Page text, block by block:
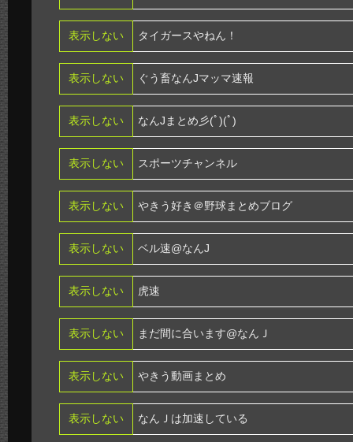
表示しない タイガースやねん！
表示しない ぐう畜なんJマッマ速報
表示しない なんJまとめ彡(ﾟ)(ﾟ)
表示しない スポーツチャンネル
表示しない やきう好き＠野球まとめブログ
表示しない ベル速@なんJ
表示しない 虎速
表示しない まだ間に合います@なんＪ
表示しない やきう動画まとめ
表示しない なんＪは加速している